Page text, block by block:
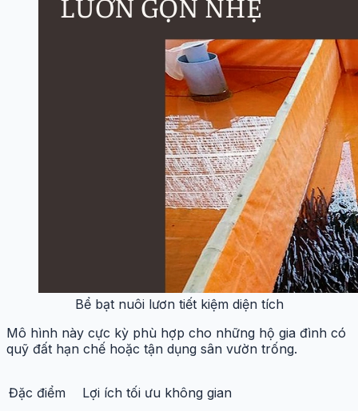
Bể bạt nuôi lươn tiết kiệm diện tích
Mô hình này cực kỳ phù hợp cho những hộ gia đình có
quỹ đất hạn chế hoặc tận dụng sân vườn trống.
Đặc điểm Lợi ích tối ưu không gian